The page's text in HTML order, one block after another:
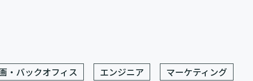
・バックオフィス エンジニア マーケティング